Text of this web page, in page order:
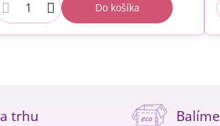
Do košíka
trhu Balíme